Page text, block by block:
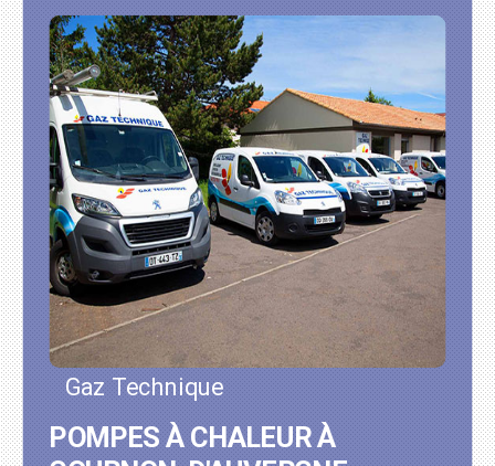
Gaz Technique
POMPES À CHALEUR À